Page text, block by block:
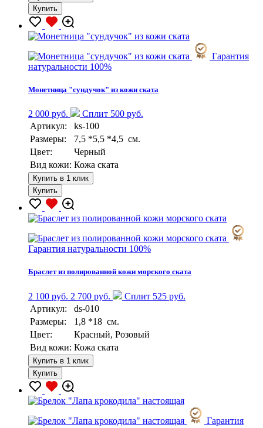
Купить
Гарантия
натуральности 100%
Монетница "сундучок" из кожи ската
2 000 руб.
Сплит 500 руб.
Артикул:
ks-100
Размеры:
7,5 *5,5 *4,5 см.
Цвет:
Черный
Вид кожи: Кожа ската
Купить в 1 клик
Купить
Гарантия натуральности 100%
Браслет из полированной кожи морского ската
2 100 руб. 2 700 руб.
Сплит 525 руб.
Артикул:
ds-010
Размеры:
1,8 *18 см.
Цвет:
Красный, Розовый
Вид кожи: Кожа ската
Купить в 1 клик
Купить
Гарантия